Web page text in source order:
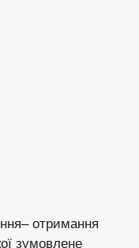
отримання
зумовлене